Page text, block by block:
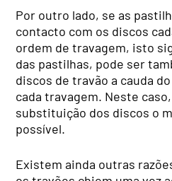
Por outro lado, se as
contacto com os discos
ordem de travagem, isto
das pastilhas, pode ser
discos de travão a cauda
cada travagem. Neste
substituição dos discos o
possível.
Existem ainda outras